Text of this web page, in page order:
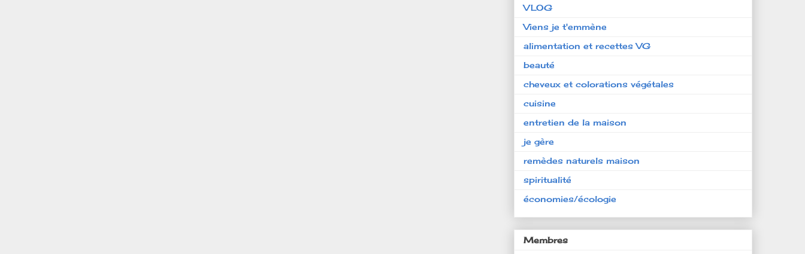
VLOG
Viens je t'emmène
alimentation et recettes VG
beauté
cheveux et colorations végétales
cuisine
entretien de la maison
je gère
remèdes naturels maison
spiritualité
économies/écologie
Membres